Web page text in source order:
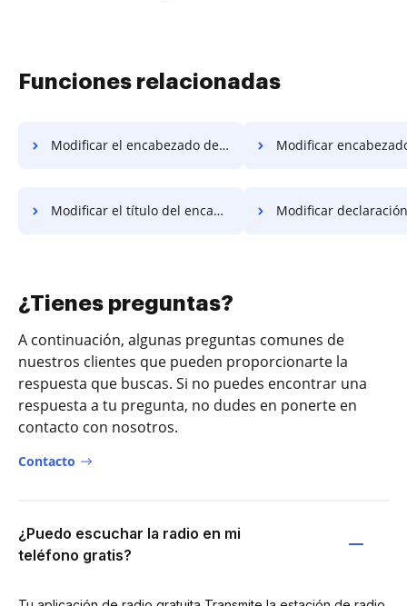
Funciones relacionadas
Modificar el encabezado del acto Modificar encabezado del
Modificar el título del encabezado Modificar declaración de
¿Tienes preguntas?
A continuación, algunas preguntas comunes de
nuestros clientes que pueden proporcionarte la
respuesta que buscas. Si no puedes encontrar una
respuesta a tu pregunta, no dudes en ponerte en
contacto con nosotros.
Contacto
¿Puedo escuchar la radio en mi
teléfono gratis?